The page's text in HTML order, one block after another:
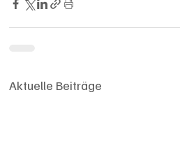
Aktuelle Beiträge